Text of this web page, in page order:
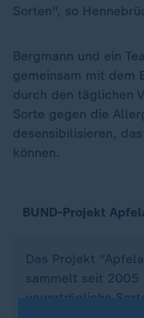
Sorten", so
Bergmann und ein
gemeinsam mit dem
durch den täglichen
Sorte gegen die
desensibilisieren,
können.
BUND-Projekt
Das Projekt
sammelt seit 2005
unverträgliche